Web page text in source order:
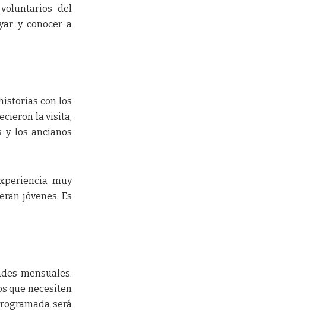
del
y conocer a
con los
la visita,
y los ancianos
muy
jóvenes. Es
mensuales.
que necesiten
será